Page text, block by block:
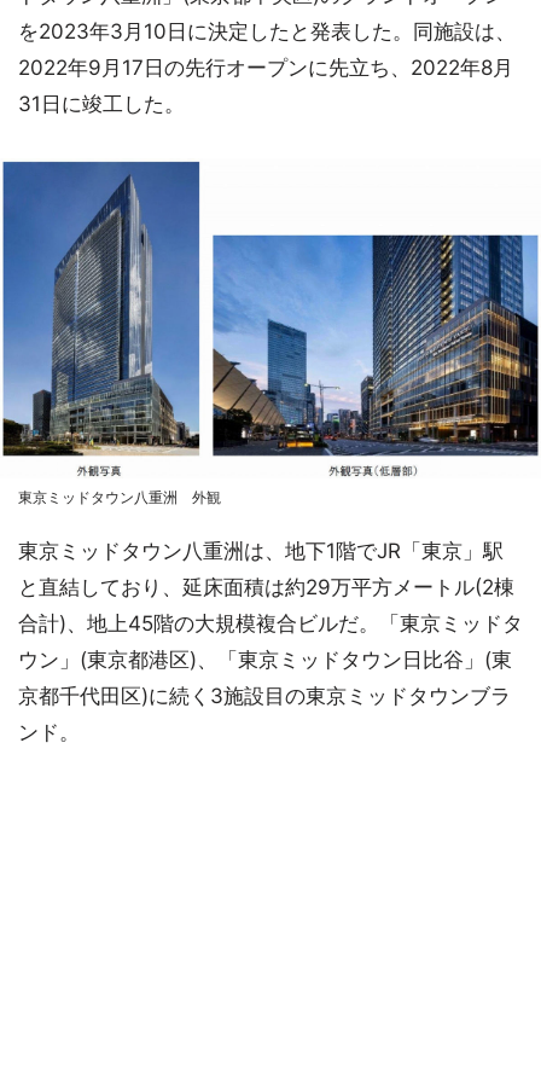
を2023年3月10日に決定したと発表した。同施設は、
2022年9月17日の先行オープンに先立ち、2022年8月
31日に竣工した。
東京ミッドタウン八重洲 外観
東京ミッドタウン八重洲は、地下1階でJR「東京」駅
と直結しており、延床面積は約29万平方メートル(2棟
合計)、地上45階の大規模複合ビルだ。「東京ミッドタ
ウン」(東京都港区)、「東京ミッドタウン日比谷」(東
京都千代田区)に続く3施設目の東京ミッドタウンブラ
ンド。